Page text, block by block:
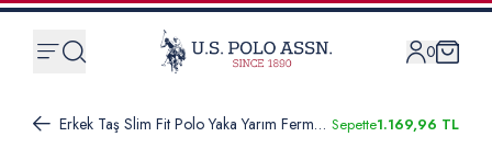
0
Erkek Taş Slim Fit Polo Yaka Yarım Fermuarlı Tişört Sepette1.169,96 TL